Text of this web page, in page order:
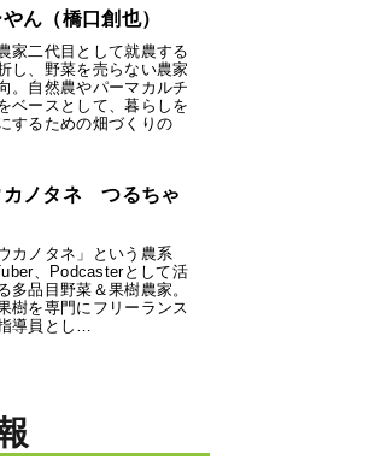
ん（橋口創也）
家二代目として就農する
し、野菜を売らない農家
。自然農やパーマカルチ
ベースとして、暮らしを
するための畑づくりの
カノタネ つるちゃ
カノタネ」という農系
、Podcasterとして活
多品目野菜＆果樹農家。
樹を専門にフリーランス
導員とし…